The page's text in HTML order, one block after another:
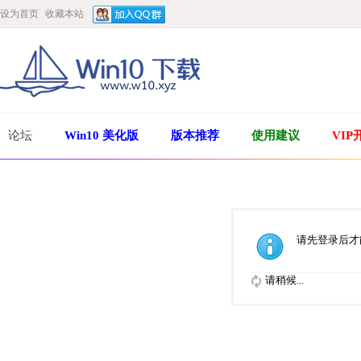
设为首页 收藏本站
论坛 Win10 美化版 版本推荐 使用建议 VIP
请先登录后
请稍候...